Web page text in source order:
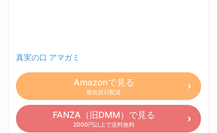
真実の口 アマガミ
Amazonで見る
最短翌日配送
FANZA（旧DMM）で見る
2000円以上で送料無料